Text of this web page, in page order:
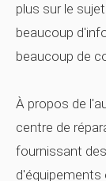
plus sur le
beaucoup
beaucoup de
À propos de
centre de
fournissant
d'équipements